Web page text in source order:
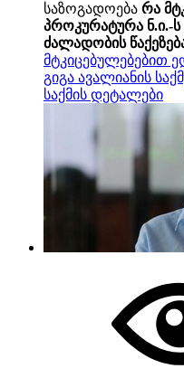
საზოგადოება რა
პროკურატურა ნ.ი.-ს
ძალადობის
მტკიცებულებებით
გიგა ავალიანის
საქმის დეტალები